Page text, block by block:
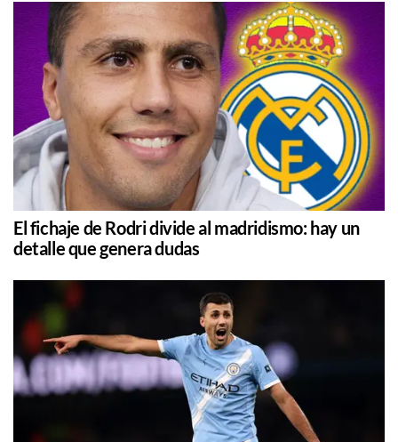
El fichaje de Rodri divide al madridismo: hay un
detalle que genera dudas